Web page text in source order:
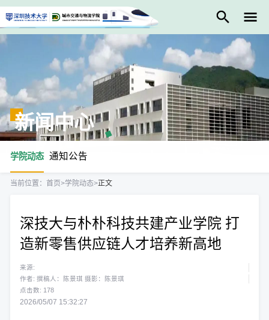
新闻中心
学院动态 通知公告
当前位置： 首页>学院动态>正文
深技大与朴朴科技共建产业学院 打
造新零售供应链人才培养新高地
来源:
作者: 撰稿人：陈景琪 摄影：陈景琪
点击数: 178
2026/05/07 15:32:27